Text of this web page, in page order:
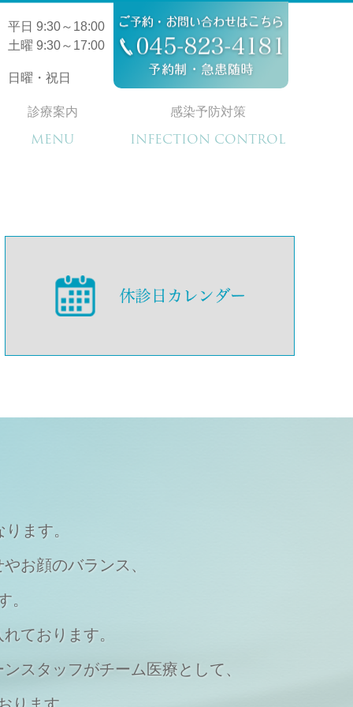
平日 9:30～18:00
土曜 9:30～17:00
日曜・祝日
診療案内
MENU
感染予防対策
INFECTION CONTROL
ます。
お顔のバランス、
。
ております。
スタッフがチーム医療として、